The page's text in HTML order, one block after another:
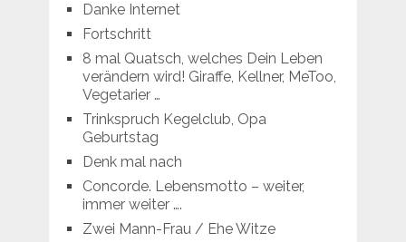
Danke Internet
Fortschritt
8 mal Quatsch, welches Dein Leben
verändern wird! Giraffe, Kellner, MeToo,
Vegetarier …
Trinkspruch Kegelclub, Opa
Geburtstag
Denk mal nach
Concorde. Lebensmotto – weiter,
immer weiter ….
Zwei Mann-Frau / Ehe Witze